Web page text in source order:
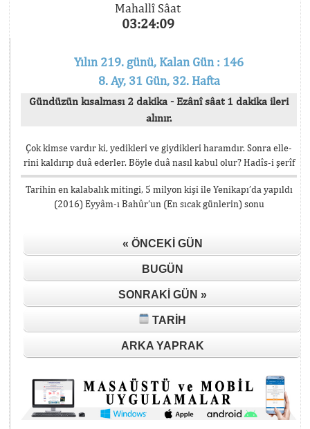
Mahallî Sâat
03:24:09
Yılın 219. günü, Kalan Gün : 146
8. Ay, 31 Gün, 32. Hafta
Gündüzün kısalması 2 dakika - Ezânî sâat 1 dakika ileri
alınır.
Çok kimse vardır ki, yedikleri ve giydikleri haramdır. Sonra elle-
rini kaldırıp duâ ederler. Böyle duâ nasıl kabul olur? Hadîs-i şerîf
Tarihin en kalabalık mitingi, 5 milyon kişi ile Yenikapı’da yapıldı
(2016) Eyyâm-ı Bahûr’un (En sıcak günlerin) sonu
« ÖNCEKI GÜN
BUGÜN
SONRAKI GÜN »
TARIH
ARKA YAPRAK